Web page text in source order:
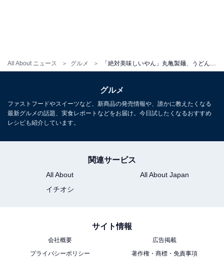
All About ニュース グルメ
グルメ
ファストフードやスイーツなど、新商品の発売情報や、誰かに教えたくなる
最新グルメの話題、実食レポートなどをお届け。今日試したくなるおすすめ
レシピも紹介しています。
関連サービス
All About
All About Japan
イチオシ
サイト情報
会社概要
広告掲載
プライバシーポリシー
著作権・商標・免責事項